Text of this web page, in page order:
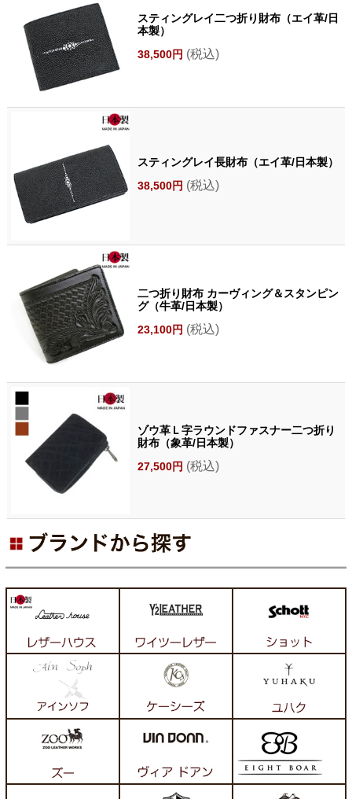
スティングレイ二つ折り財布（エイ革/日
本製）
38,500円 (税込)
スティングレイ長財布（エイ革/日本製）
38,500円 (税込)
二つ折り財布 カーヴィング＆スタンピン
グ（牛革/日本製）
23,100円 (税込)
ゾウ革Ｌ字ラウンドファスナー二つ折り
財布（象革/日本製）
27,500円 (税込)